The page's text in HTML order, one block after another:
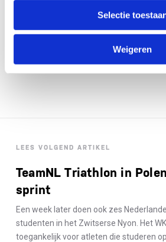
Selectie
Weigeren
LEES VOLGEND ARTIKEL
TeamNL Triathlon in
sprint
Een week later doen ook zes
studenten in het Zwitserse Nyon. Het
toegankelijk voor atleten die studeren